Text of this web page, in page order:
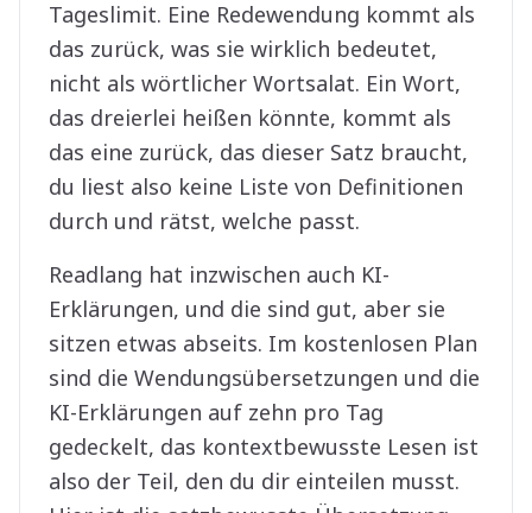
Tageslimit. Eine Redewendung kommt als
das zurück, was sie wirklich bedeutet,
nicht als wörtlicher Wortsalat. Ein Wort,
das dreierlei heißen könnte, kommt als
das eine zurück, das dieser Satz braucht,
du liest also keine Liste von Definitionen
durch und rätst, welche passt.
Readlang hat inzwischen auch KI-
Erklärungen, und die sind gut, aber sie
sitzen etwas abseits. Im kostenlosen Plan
sind die Wendungsübersetzungen und die
KI-Erklärungen auf zehn pro Tag
gedeckelt, das kontextbewusste Lesen ist
also der Teil, den du dir einteilen musst.